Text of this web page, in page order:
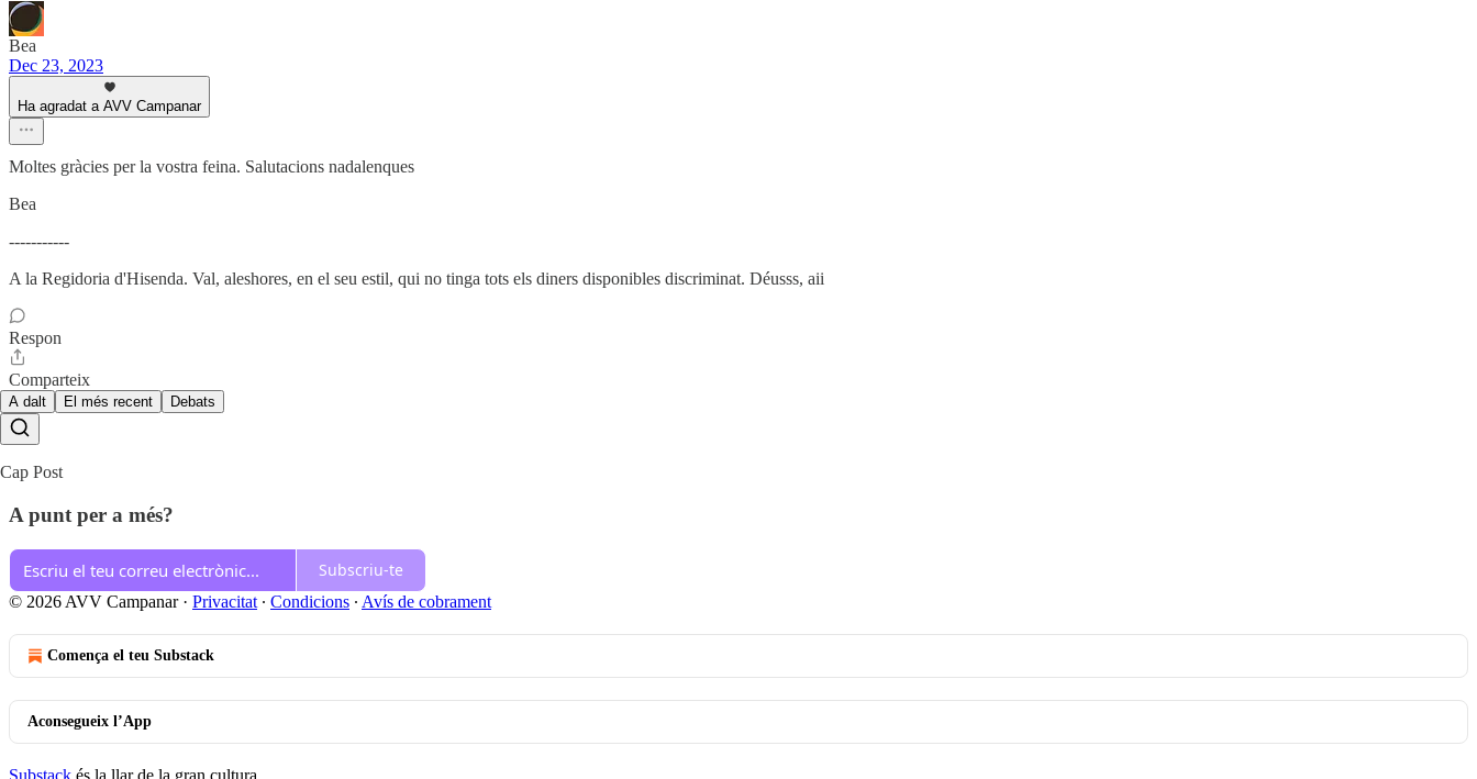
Bea
Dec 23, 2023
Ha agradat a AVV Campanar
Moltes gràcies per la vostra feina. Salutacions nadalenques
Bea
-----------
A la Regidoria d'Hisenda. Val, aleshores, en el seu estil, qui no tinga tots els diners disponibles discriminat. Déusss, aii
Respon
Comparteix
A dalt El més recent Debats
Cap Post
A punt per a més?
Subscriu-te
© 2026 AVV Campanar· Privacitat ∙ Condicions ∙ Avís de cobrament
Comença el teu Substack
Aconsegueix l’App
Substack és la llar de la gran cultura